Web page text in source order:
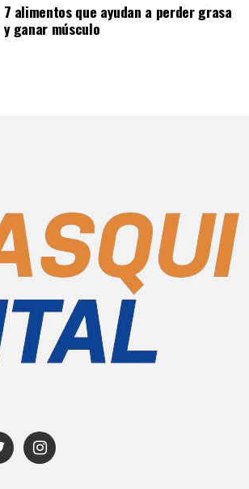
7 alimentos que ayudan a perder grasa
y ganar músculo